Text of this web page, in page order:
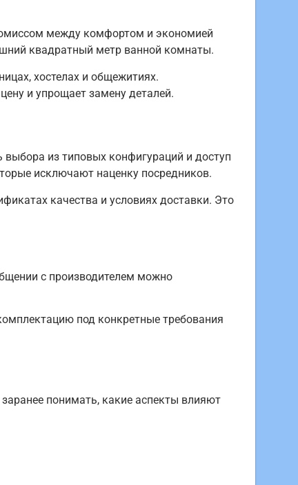
между комфортом и экономией
квадратный метр ванной комнаты.
хостелах и общежитиях.
и упрощает замену деталей.
из типовых конфигураций и доступ
исключают наценку посредников.
качества и условиях доставки. Это
с производителем можно
под конкретные требования
понимать, какие аспекты влияют